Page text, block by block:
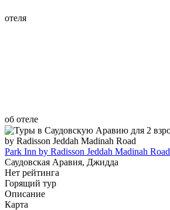
отеля
об отеле
Park Inn by Radisson Jeddah Madinah Road
Саудовская Аравия, Джидда
Нет рейтинга
Горящий тур
Описание
Карта